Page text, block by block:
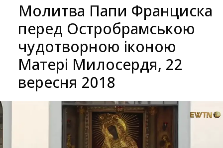
Молитва Папи Франциска
перед Остробрамською
чудотворною іконою
Матері Милосердя, 22
вересня 2018